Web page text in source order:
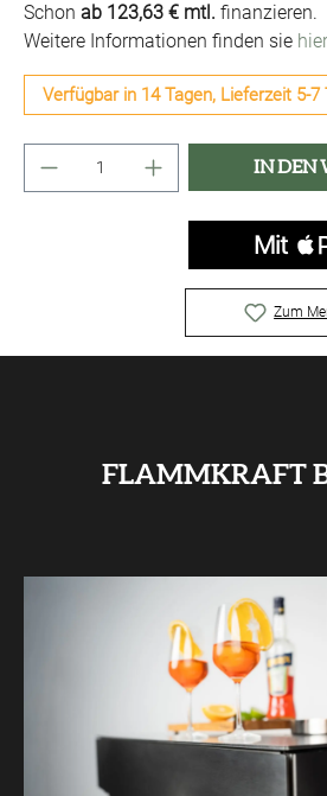
Schon ab 123,63 € mtl. finanzieren.
Weitere Informationen finden sie hier
Verfügbar in 14 Tagen, Lieferzeit 5-7
Produkt Anzahl: Gib den
IN DEN
Zum
FLAMMKRAFT